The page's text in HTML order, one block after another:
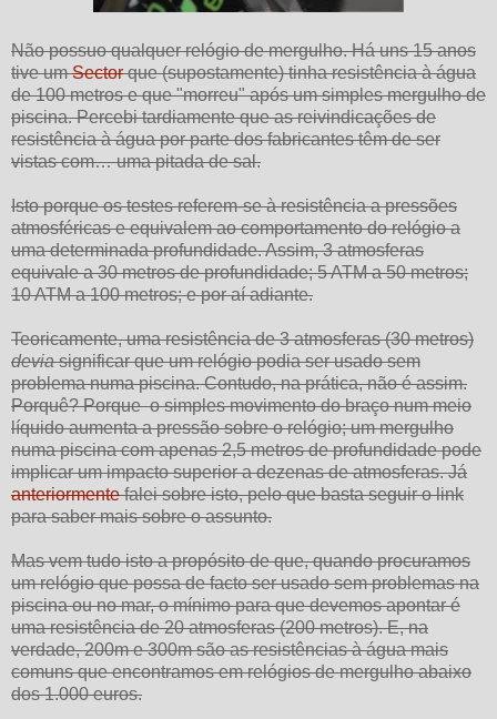
Não possuo qualquer relógio de mergulho. Há uns 15 anos
tive umSectorque (supostamente) tinha resistência à água
de 100 metros e que "morreu" após um simples mergulho de
piscina. Percebi tardiamente que as reivindicações de
resistência à água por parte dos fabricantes têm de ser
vistas com… uma pitada de sal.
Isto porque os testes referem-se à resistência a pressões
atmosféricas e equivalem ao comportamento do relógio a
uma determinada profundidade. Assim, 3 atmosferas
equivale a 30 metros de profundidade; 5 ATM a 50 metros;
10 ATM a 100 metros; e por aí adiante.
Teoricamente, uma resistência de 3 atmosferas (30 metros)
deviasignificar que um relógio podia ser usado sem
problema numa piscina. Contudo, na prática, não é assim.
Porquê? Porque o simples movimento do braço num meio
líquido aumenta a pressão sobre o relógio; um mergulho
numa piscina com apenas 2,5 metros de profundidade pode
implicar um impacto superior a dezenas de atmosferas. Já
anteriormentefalei sobre isto, pelo que basta seguir o link
para saber mais sobre o assunto.
Mas vem tudo isto a propósito de que, quando procuramos
um relógio que possa de facto ser usado sem problemas na
piscina ou no mar, o mínimo para que devemos apontar é
uma resistência de 20 atmosferas (200 metros). E, na
verdade, 200m e 300m são as resistências à água mais
comuns que encontramos em relógios de mergulho abaixo
dos 1.000 euros.